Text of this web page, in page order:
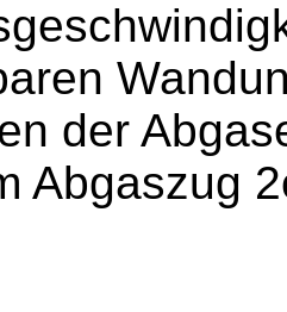
der
Abgaszug